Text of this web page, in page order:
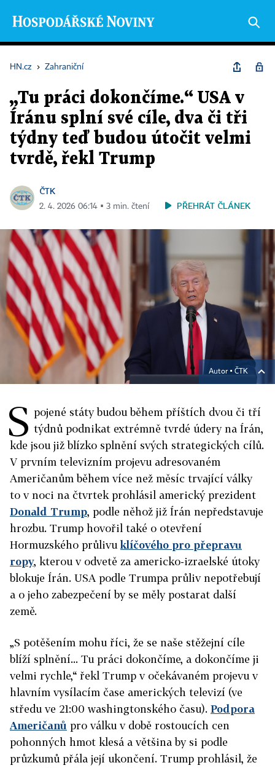
HN.cz › Zahraniční
„Tu práci dokončíme.“ USA v
Íránu splní své cíle, dva či tři
týdny teď budou útočit velmi
tvrdě, řekl Trump
ČTK
2. 4. 2026 06:14 ▪ 3 min. čtení PŘEHRÁT ČLÁNEK
Autor ▪ ČTK
S pojené státy budou během příštích dvou či tří
týdnů podnikat extrémně tvrdé údery na Írán,
kde jsou již blízko splnění svých strategických cílů.
V prvním televizním projevu adresovaném
Američanům během více než měsíc trvající války
to v noci na čtvrtek prohlásil americký prezident
Donald Trump, podle něhož již Írán nepředstavuje
hrozbu. Trump hovořil také o otevření
Hormuzského průlivuklíčového pro přepravu
ropy, kterou v odvetě za americko-izraelské útoky
blokuje Írán. USA podle Trumpa průliv nepotřebují
a o jeho zabezpečení by se měly postarat další
země.
„S potěšením mohu říci, že se naše stěžejní cíle
blíží splnění... Tu práci dokončíme, a dokončíme ji
velmi rychle,“ řekl Trump v očekávaném projevu v
hlavním vysílacím čase amerických televizí (ve
středu ve 21:00 washingtonského času). Podpora
Američanů pro válku v době rostoucích cen
pohonných hmot klesá a většina by si podle
průzkumů přála její ukončení. Trump prohlásil, že